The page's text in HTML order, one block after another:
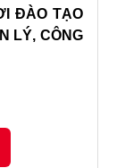
ĐÀO TẠO
LÝ, CÔNG